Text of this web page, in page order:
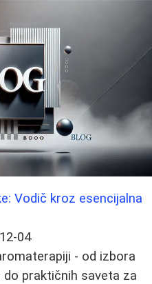
Vodič kroz esencijalna
04
- od izbora
do praktičnih saveta za